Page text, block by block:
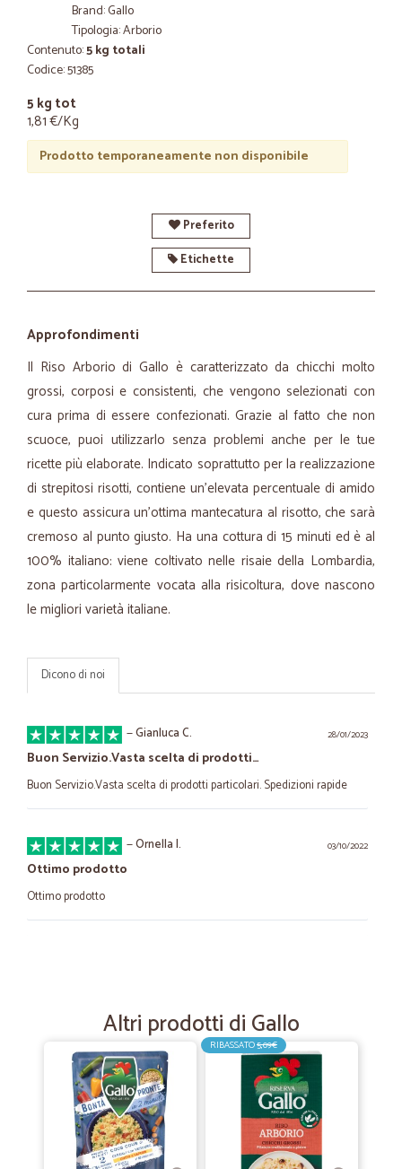
Brand: Gallo
Tipologia: Arborio
Contenuto:5 kg totali
Codice: 51385
5 kg tot
1,81 €/Kg
Prodotto temporaneamente non disponibile
Preferito
Etichette
Approfondimenti
Il Riso Arborio di Gallo è caratterizzato da chicchi molto
grossi, corposi e consistenti, che vengono selezionati con
cura prima di essere confezionati. Grazie al fatto che non
scuoce, puoi utilizzarlo senza problemi anche per le tue
ricette più elaborate. Indicato soprattutto per la realizzazione
di strepitosi risotti, contiene un'elevata percentuale di amido
e questo assicura un'ottima mantecatura al risotto, che sarà
cremoso al punto giusto. Ha una cottura di 15 minuti ed è al
100% italiano: viene coltivato nelle risaie della Lombardia,
zona particolarmente vocata alla risicoltura, dove nascono
le migliori varietà italiane.
Dicono di noi
28/01/2023
—Gianluca C.
Buon Servizio.Vasta scelta di prodotti…
Buon Servizio.Vasta scelta di prodotti particolari. Spedizioni rapide
03/10/2022
—Ornella I.
Ottimo prodotto
Ottimo prodotto
—Patrizio B.
Gamma di prodotti completa e…
Gamma di prodotti completa e soddisfacente, segnalo in particolare
la qualità della carne ormai introvabile nei supermercati. Tempi di
consegna eccezionali, ottimo confezionamento/imballo.
Altri prodotti di Gallo
RIBASSATO5,09€